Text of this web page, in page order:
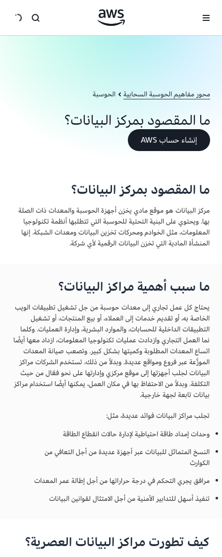
محور مفاهيم الحوسبة السحابية الحوسبة
ما المقصود بمركز البيانات؟
إنشاء حساب AWS
ما المقصود بمركز البيانات؟
مركز البيانات هو موقع مادي يخزن أجهزة الحوسبة والمعدات ذات الصلة
بها. ويحتوي على البنية التحتية للحوسبة التي تتطلبها أنظمة تكنولوجيا
المعلومات، مثل الخوادم ومحركات تخزين البيانات ومعدات الشبكة. إنها
المنشأة المادية التي تخزن البيانات الرقمية لأي شركة.
ما سبب أهمية مراكز البيانات؟
يحتاج كل عمل تجاري إلى معدات حوسبة من جل تشغيل تطبيقات الويب
الخاصة به، أو تقديم خدمات إلى العملاء، أو بيع المنتجات، أو تشغيل
التطبيقات الداخلية للحسابات، والموارد البشرية، وإدارة العمليات. وكلما
نما العمل التجاري وازدادت عمليات تكنولوجيا المعلومات، ازداد معها أيضًا
اتساع المعدات المطلوبة وكميتها بشكل كبير. وتصعب صيانة المعدات
الموزَّعة عبر فروع ومواقع عديدة. وبدلاً من ذلك، تستخدم الشركات مراكز
البيانات لجلب أجهزتها إلى موقع مركزي وإدارتها على نحو فعّال من حيث
التكلفة. وبدلاً من الاحتفاظ بها في مكان العمل، يمكنها أيضًا استخدام مراكز
بيانات تابعة لجهة خارجية.
تجلب مراكز البيانات فوائد عديدة، مثل:
وحدات إمداد طاقة احتياطية لإدارة حالات انقطاع الطاقة
النسخ المتماثل للبيانات عبر أجهزة عديدة من أجل التعافي من
الكوارث
مرافق يجري التحكم في درجة حراراتها من أجل إطالة عمر المعدات
تنفيذ أسهل للتدابير الأمنية من أجل الامتثال لقوانين البيانات
كيف تطورت مراكز البيانات العصرية؟